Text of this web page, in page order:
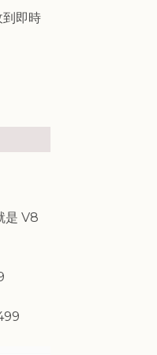
即時
是 V8